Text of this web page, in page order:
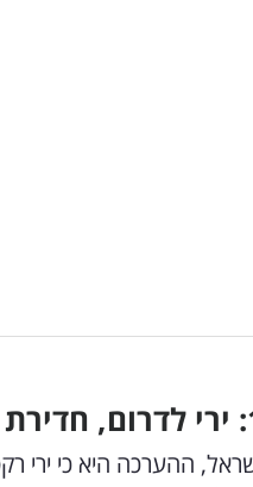
ההערכה היא כי ירי